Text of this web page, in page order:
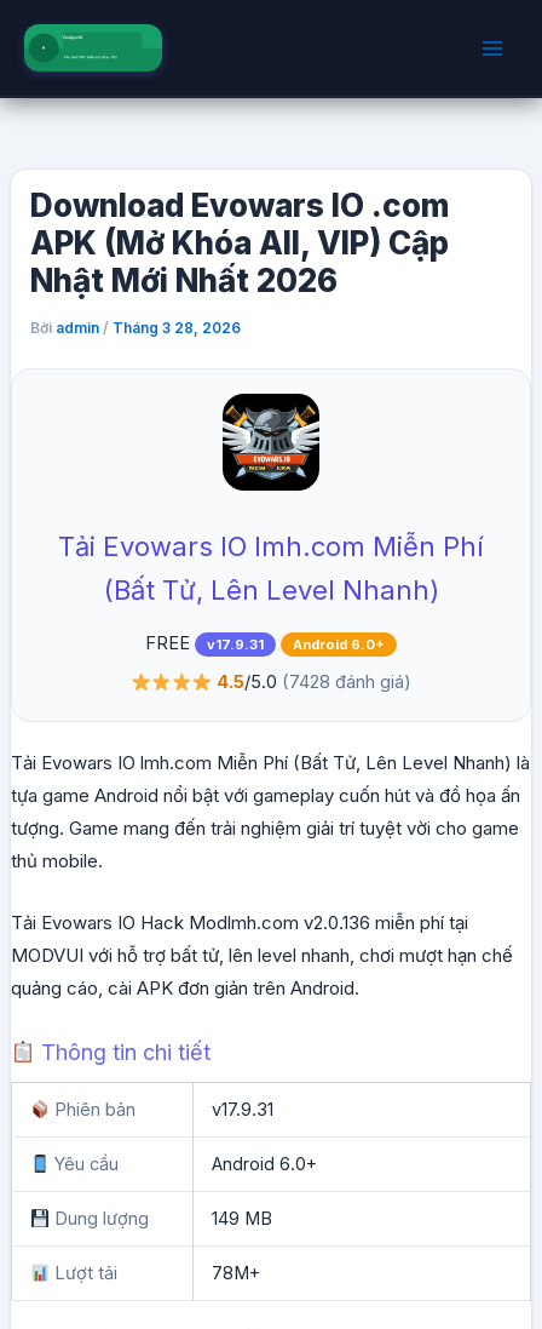
dung
Download Evowars IO .com
APK (Mở Khóa All, VIP) Cập
Nhật Mới Nhất 2026
Bởi admin / Tháng 3 28, 2026
Tải Evowars IO lmh.com Miễn Phí
(Bất Tử, Lên Level Nhanh)
FREE v17.9.31 Android 6.0+
4.5/5.0 (7428 đánh giá)
Tải Evowars IO lmh.com Miễn Phí (Bất Tử, Lên Level Nhanh) là
tựa game Android nổi bật với gameplay cuốn hút và đồ họa ấn
tượng. Game mang đến trải nghiệm giải trí tuyệt vời cho game
thủ mobile.
Tải Evowars IO Hack Modlmh.com v2.0.136 miễn phí tại
MODVUI với hỗ trợ bất tử, lên level nhanh, chơi mượt hạn chế
quảng cáo, cài APK đơn giản trên Android.
Thông tin chi tiết
Phiên bản v17.9.31
Yêu cầu Android 6.0+
Dung lượng 149 MB
Lượt tải 78M+